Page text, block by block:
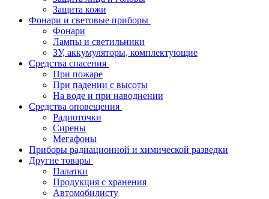
Защита кожи
Фонари и световые приборы
Фонари
Лампы и светильники
ЗУ, аккумуляторы, комплектующие
Средства спасения
При пожаре
При падении с высоты
На воде и при наводнении
Средства оповещения
Радиоточки
Сирены
Мегафоны
Приборы радиационной и химической разведки
Другие товары
Палатки
Продукция с хранения
Автомобилисту